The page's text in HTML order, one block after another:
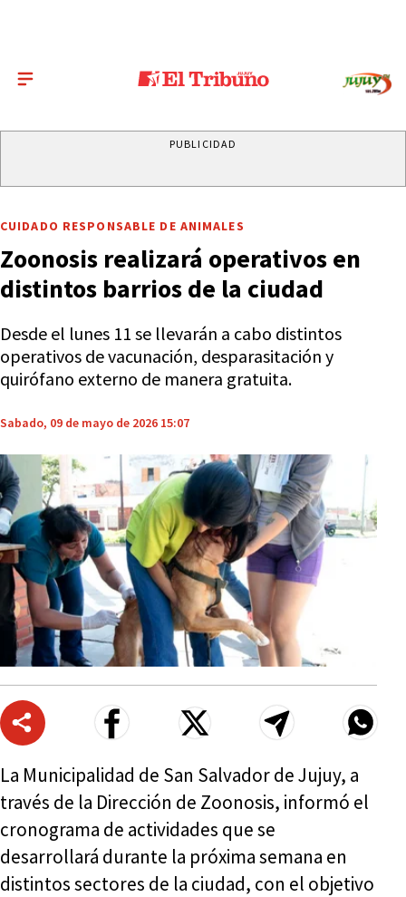
PUBLICIDAD
CUIDADO RESPONSABLE DE ANIMALES
Zoonosis realizará operativos en
distintos barrios de la ciudad
Desde el lunes 11 se llevarán a cabo distintos
operativos de vacunación, desparasitación y
quirófano externo de manera gratuita.
Sabado, 09 de mayo de 2026 15:07
La Municipalidad de San Salvador de Jujuy, a
través de la Dirección de Zoonosis, informó el
cronograma de actividades que se
desarrollará durante la próxima semana en
distintos sectores de la ciudad, con el objetivo